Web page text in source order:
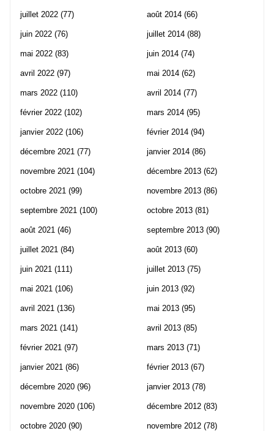
juillet 2022 (77)
juin 2022 (76)
mai 2022 (83)
avril 2022 (97)
mars 2022 (110)
février 2022 (102)
janvier 2022 (106)
décembre 2021 (77)
novembre 2021 (104)
octobre 2021 (99)
septembre 2021 (100)
août 2021 (46)
juillet 2021 (84)
juin 2021 (111)
mai 2021 (106)
avril 2021 (136)
mars 2021 (141)
février 2021 (97)
janvier 2021 (86)
décembre 2020 (96)
novembre 2020 (106)
octobre 2020 (90)
août 2014 (66)
juillet 2014 (88)
juin 2014 (74)
mai 2014 (62)
avril 2014 (77)
mars 2014 (95)
février 2014 (94)
janvier 2014 (86)
décembre 2013 (62)
novembre 2013 (86)
octobre 2013 (81)
septembre 2013 (90)
août 2013 (60)
juillet 2013 (75)
juin 2013 (92)
mai 2013 (95)
avril 2013 (85)
mars 2013 (71)
février 2013 (67)
janvier 2013 (78)
décembre 2012 (83)
novembre 2012 (78)